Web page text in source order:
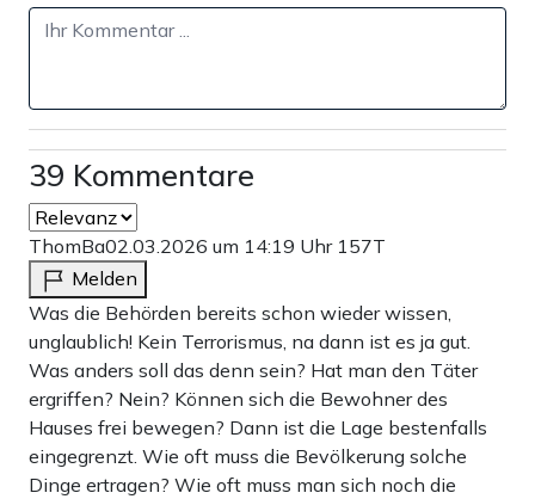
39 Kommentare
ThomBa02.03.2026 um 14:19 Uhr 157T
Melden
Was die Behörden bereits schon wieder wissen,
unglaublich! Kein Terrorismus, na dann ist es ja gut.
Was anders soll das denn sein? Hat man den Täter
ergriffen? Nein? Können sich die Bewohner des
Hauses frei bewegen? Dann ist die Lage bestenfalls
eingegrenzt. Wie oft muss die Bevölkerung solche
Dinge ertragen? Wie oft muss man sich noch die